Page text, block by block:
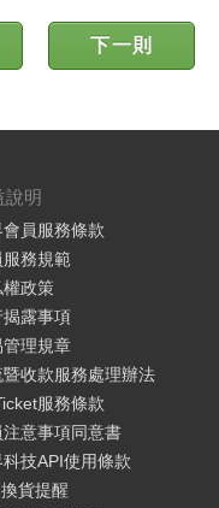
下一則
說明
員服務條款
務規範
權政策
揭露事項
管理規章
暨收款服務處理辦法
服務條款
注意事項同意書
技API使用條款
貨提醒